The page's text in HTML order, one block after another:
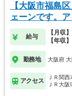
【大阪市福島
ェーンです。
給与
【月収
【年収
勤務地 大阪府
アクセス
ＪＲ関
ＪＲ大